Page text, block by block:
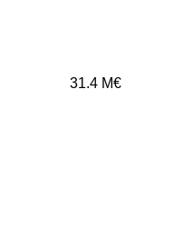
31.4 M€